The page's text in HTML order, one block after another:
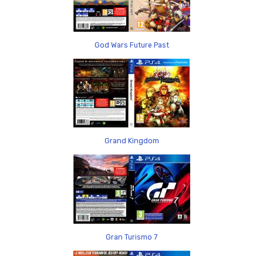
God Wars Future Past
Grand Kingdom
Gran Turismo 7